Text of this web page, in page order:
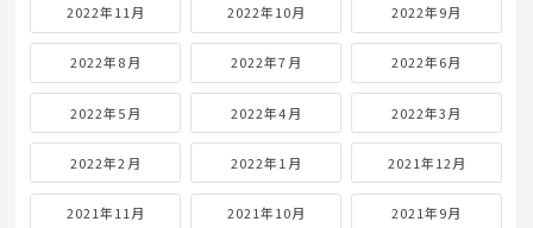
2022年11月 2022年10月 2022年9月
2022年8月 2022年7月 2022年6月
2022年5月 2022年4月 2022年3月
2022年2月 2022年1月 2021年12月
2021年11月 2021年10月 2021年9月